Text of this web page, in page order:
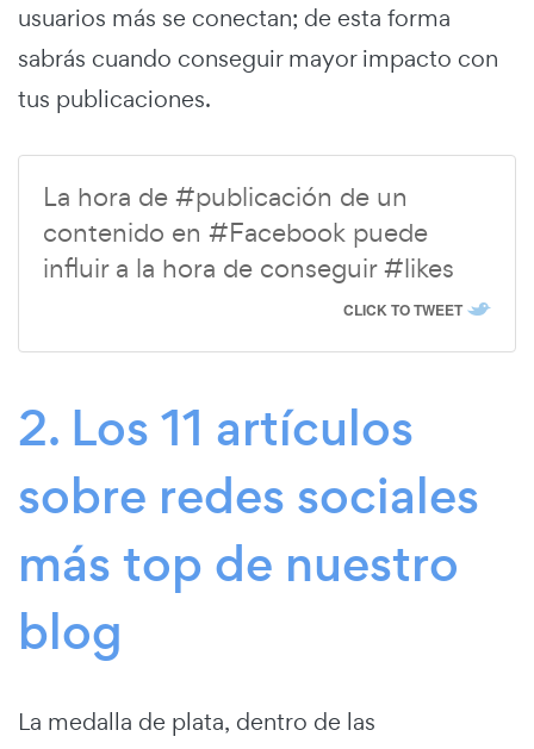
usuarios más se conectan; de esta forma
sabrás cuando conseguir mayor impacto con
tus publicaciones.
La hora de #publicación de un
contenido en #Facebook puede
influir a la hora de conseguir #likes
CLICK TO TWEET
2. Los 11 artículos
sobre redes sociales
más top de nuestro
blog
La medalla de plata, dentro de las